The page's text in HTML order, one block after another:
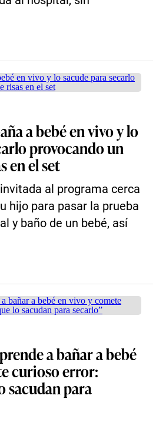
a bebé en vivo y lo
provocando un
en el set
al programa cerca
hijo para pasar la prueba
y baño de un bebé, así
a bañar a bebé
curioso error:
sacudan para